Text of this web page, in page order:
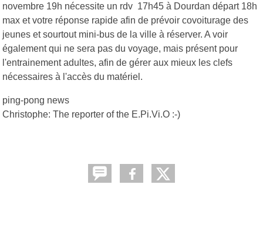
novembre 19h nécessite un rdv 17h45 à Dourdan départ 18h
max et votre réponse rapide afin de prévoir covoiturage des
jeunes et sourtout mini-bus de la ville à réserver. A voir
également qui ne sera pas du voyage, mais présent pour
l'entrainement adultes, afin de gérer aux mieux les clefs
nécessaires à l'accès du matériel.
ping-pong news
Christophe: The reporter of the E.Pi.Vi.O :-)